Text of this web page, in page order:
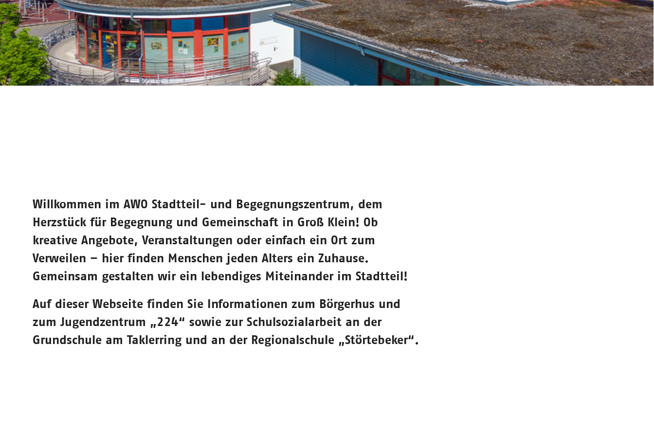
Willkommen imAWO Stadtteil- und Begegnungszentrum, dem
Herzstück für Begegnung und Gemeinschaft in Groß Klein! Ob
kreative Angebote, Veranstaltungen oder einfach ein Ort zum
Verweilen – hier finden Menschen jeden Alters ein Zuhause.
Gemeinsam gestalten wir ein lebendiges Miteinander im Stadtteil!
Auf dieser Webseite finden Sie Informationen zum Börgerhus und
zum Jugendzentrum „224“ sowie zur Schulsozialarbeit an der
Grundschule am Taklerring und an der Regionalschule „Störtebeker“.